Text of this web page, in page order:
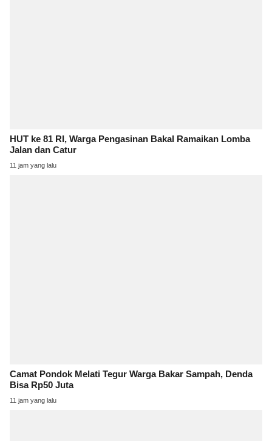
HUT ke 81 RI, Warga Pengasinan Bakal Ramaikan Lomba
Jalan dan Catur
11 jam yang lalu
Camat Pondok Melati Tegur Warga Bakar Sampah, Denda
Bisa Rp50 Juta
11 jam yang lalu